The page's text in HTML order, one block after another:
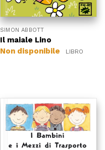
SIMON ABBOTT
Il maiale Lino
Non disponibile
LIBRO